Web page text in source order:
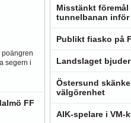
poängren
segern i
FF
Misstänkt
tunnelbanan inför
Publikt fiasko på
Landslaget
Östersund
välgörenhet
AIK-spelare i VM-